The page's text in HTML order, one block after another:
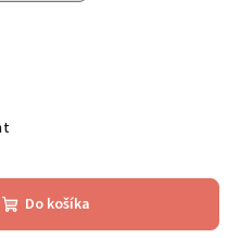
Do košíka